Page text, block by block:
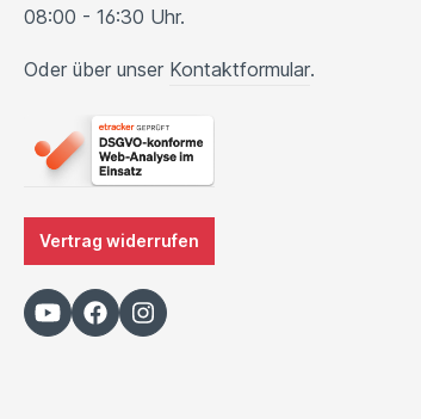
08:00 - 16:30 Uhr.
Oder über unser Kontaktformular.
Vertrag widerrufen